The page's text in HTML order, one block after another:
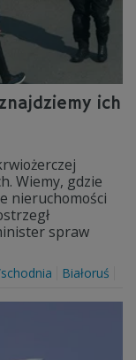
ich
Wiemy, gdzie
nieruchomości
spraw
Białoruś